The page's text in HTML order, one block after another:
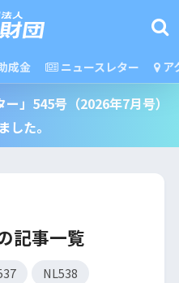
成金 ニュースレター ア
」545号（2026年7月号）
した。
記事一覧
NL538